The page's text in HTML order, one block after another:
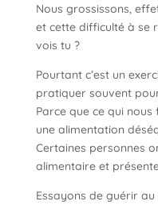
Nous grossissons,
et cette difficulté à se
vois tu ?
Pourtant c’est un
pratiquer souvent
Parce que ce qui
une alimentation
Certaines personnes
alimentaire et
Essayons de guérir